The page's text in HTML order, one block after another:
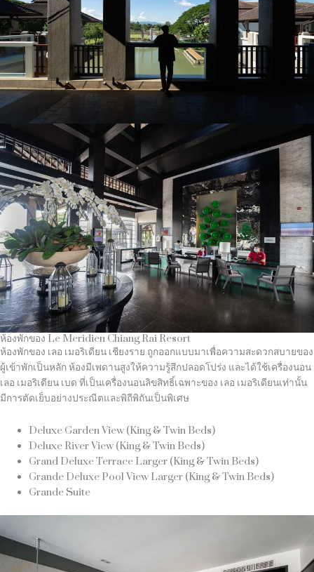
ห้องพักของ Le Meridien Chiang Rai Resort
ห้องพักของ เลอ เมอริเดียน เชียงราย ถูกออกแบบมาเพื่อความสะดวกสบายของ
ผู้เข้าพักเป็นหลัก ห้องมีเพดานสูงให้ความรู้สึกปลอดโปร่ง และได้ใช้เครื่องนอน
เลอ เมอริเดียน เบด ที่เป็นเครื่องนอนลิขสิทธิ์เฉพาะของ เลอ เมอริเดียนเท่านั้น
มีการตัดเย็บอย่างประณีตและพิถีพิถันเป็นพิเศษ
Deluxe Garden View (King & Twin Beds)
Deluxe River View (King & Twin Beds)
Grand Deluxe Terrace Larger (King & Twin Beds)
Grande Deluxe Pool View Larger (King & Twin Beds)
Grande Suite